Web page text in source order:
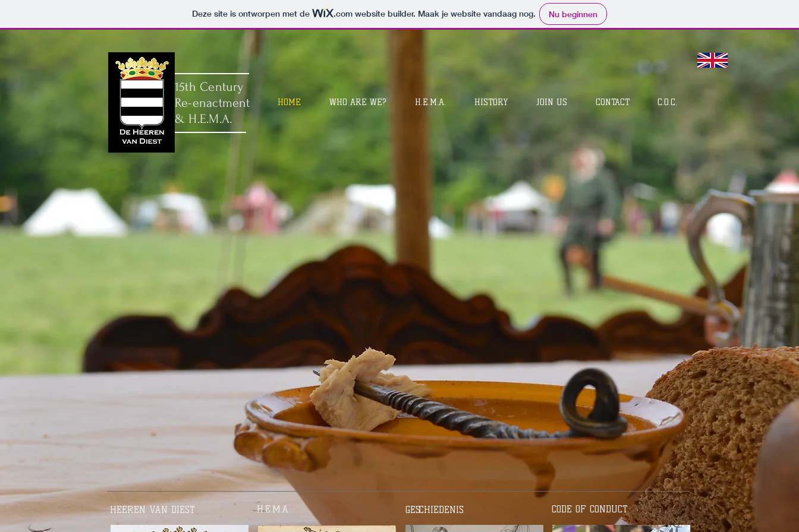
Deze site is ontworpen met de .com website builder. Maak je website vandaag nog. Nu beginnen
HOME WHO ARE WE? H.E.M.A. HISTORY JOIN US CONTACT C.O.C.
15th Century
Re-enactment
& H.E.M.A.
HEEREN VAN DIEST H.E.M.A. GESCHIEDENIS CODE OF CONDUCT